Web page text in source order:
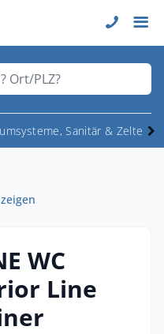
Ort/PLZ?
Sanitär & Zelte
WC
Line